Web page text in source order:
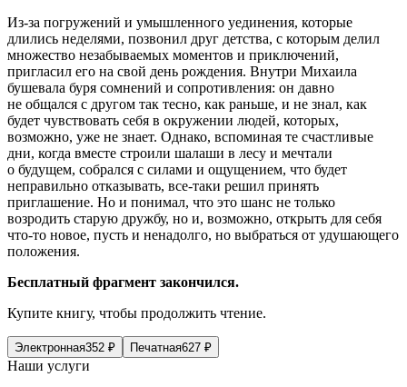
Из-за погружений и умышленного уединения, которые
длились неделями, позвонил друг детства, с которым делил
множество незабываемых моментов и приключений,
пригласил его на свой день рождения. Внутри Михаила
бушевала буря сомнений и сопротивления: он давно
не общался с другом так тесно, как раньше, и не знал, как
будет чувствовать себя в окружении людей, которых,
возможно, уже не знает. Однако, вспоминая те счастливые
дни, когда вместе строили шалаши в лесу и мечтали
о будущем, собрался с силами и ощущением, что будет
неправильно отказывать, все-таки решил принять
приглашение. Но и понимал, что это шанс не только
возродить старую дружбу, но и, возможно, открыть для себя
что-то новое, пусть и ненадолго, но выбраться от удушающего
положения.
Бесплатный фрагмент закончился.
Купите книгу, чтобы продолжить чтение.
Электронная352 ₽ Печатная627 ₽
Наши услуги